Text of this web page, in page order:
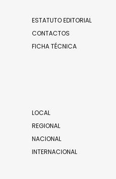
ESTATUTO EDITORIAL
CONTACTOS
FICHA TÉCNICA
LOCAL
REGIONAL
NACIONAL
INTERNACIONAL